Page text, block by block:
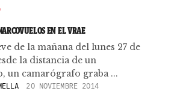
EN EL VRAE
de la mañana del lunes 27 de
la distancia de un
un camarógrafo graba ...
20 NOVIEMBRE 2014